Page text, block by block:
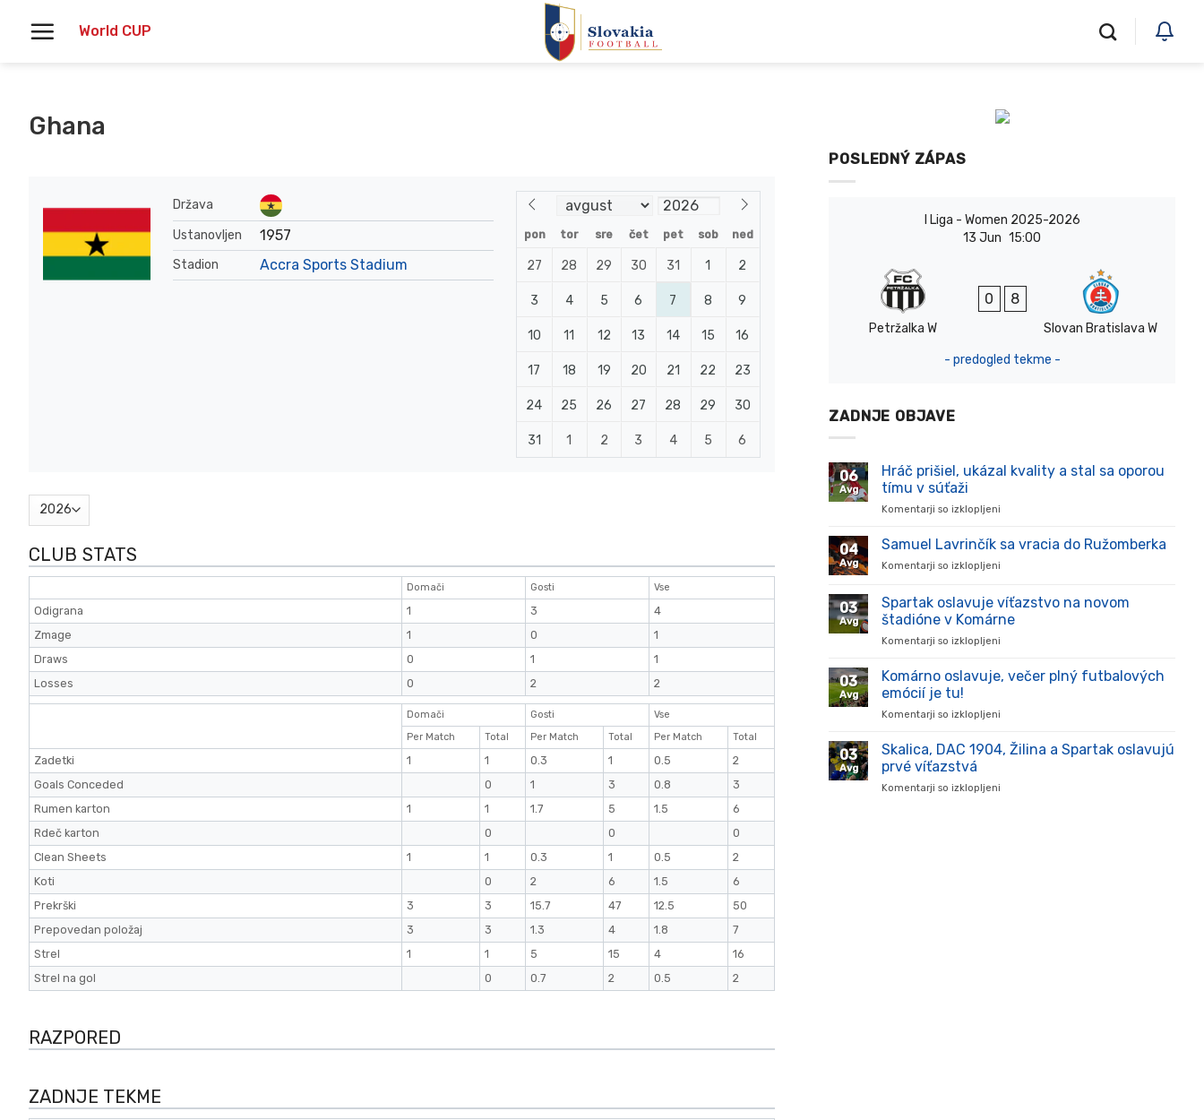
World CUP
Ghana
Država
Ustanovljen
1957
Stadion Accra Sports Stadium
pon tor sre čet pet sob ned
27 28 29 30 31 1 2
3 4 5 6 7 8 9
10 11 12 13 14 15 16
17 18 19 20 21 22 23
24 25 26 27 28 29 30
31 1 2 3 4 5 6
CLUB STATS
Domači Gosti Vse
Odigrana 1 3
4
Zmage
1 0
1
Draws
0 1
1
Losses
0 2 2
Domači Gosti
Vse
Per Match
Total Per Match Total Per Match Total
Zadetki 1 1 0.3 1 0.5
2
Goals Conceded
0 1 3 0.8
3
Rumen karton
1 1 1.7 5 1.5
6
Rdeč karton
0 0
0
Clean Sheets
1 1 0.3 1 0.5
2
Koti
0 2 6 1.5
6
Prekrški
3 3 15.7 47 12.5
50
Prepovedan položaj
3 3 1.3 4 1.8
7
Strel
1 1 5 15 4
16
Strel na gol
0 0.7 2 0.5 2
RAZPORED
ZADNJE TEKME
POSLEDNÝ ZÁPAS
I Liga - Women 2025-2026
13 Jun 15:00
Petržalka W
0 8
Slovan Bratislava W
- predogled tekme -
ZADNJE OBJAVE
06
Avg
Hráč prišiel, ukázal kvality a stal sa oporou
tímu v súťaži
Komentarji so izklopljeni
prišiel,
stal
sa
súťaži
04
Avg
Samuel Lavrinčík sa vracia do Ružomberka
Komentarji so izklopljeni
Lavrinčík
vracia
03
Avg
Spartak oslavuje víťazstvo na novom
štadióne v Komárne
Komentarji so izklopljeni
oslavuje
v
03
Avg
Komárno oslavuje, večer plný futbalových
emócií je tu!
Komentarji so izklopljeni
oslavuje,
03
Avg
Skalica, DAC 1904, Žilina a Spartak oslavujú
prvé víťazstvá
Komentarji so izklopljeni